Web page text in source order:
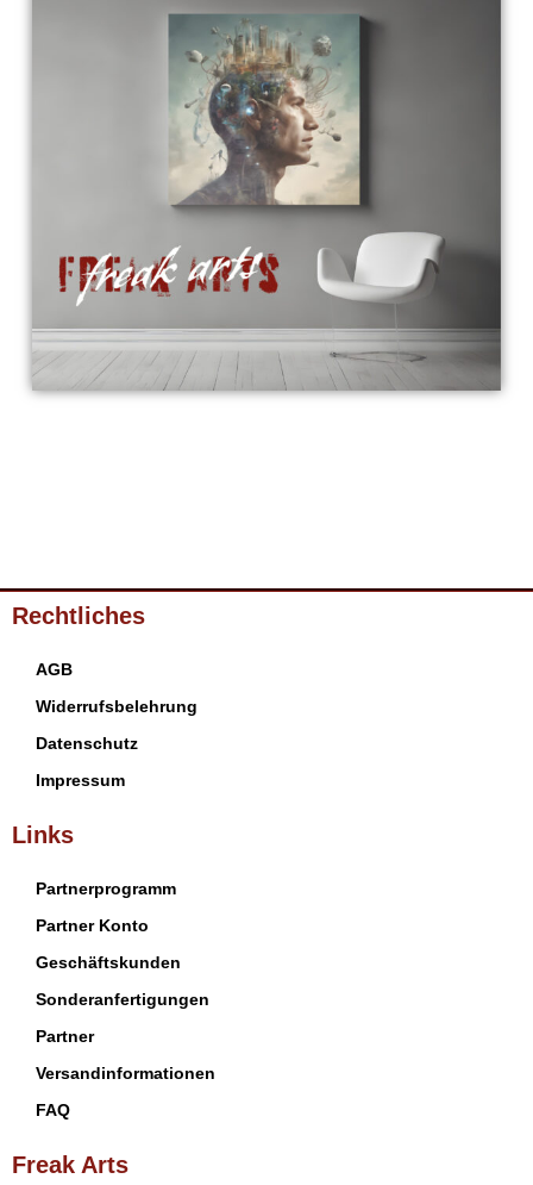
Rechtliches
AGB
Widerrufsbelehrung
Datenschutz
Impressum
Links
Partnerprogramm
Partner Konto
Geschäftskunden
Sonderanfertigungen
Partner
Versandinformationen
FAQ
Freak Arts